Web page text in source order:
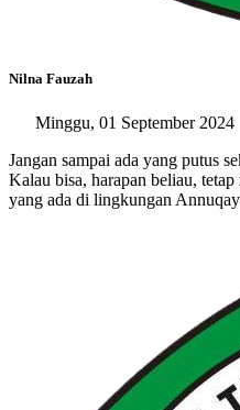
Nilna Fauzah
Minggu, 01 September 2024
Jangan sampai ada yang putus
Kalau bisa, harapan beliau,
yang ada di lingkungan